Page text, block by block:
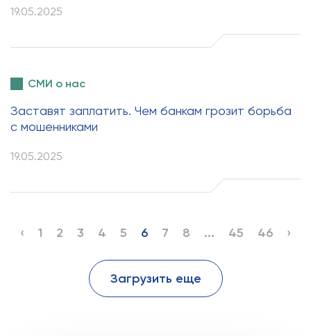
19.05.2025
СМИ о нас
Заставят заплатить. Чем банкам грозит борьба
с мошенниками
19.05.2025
‹ 1 2 3 4 5 6 7 8 ... 45 46 ›
Загрузить еще